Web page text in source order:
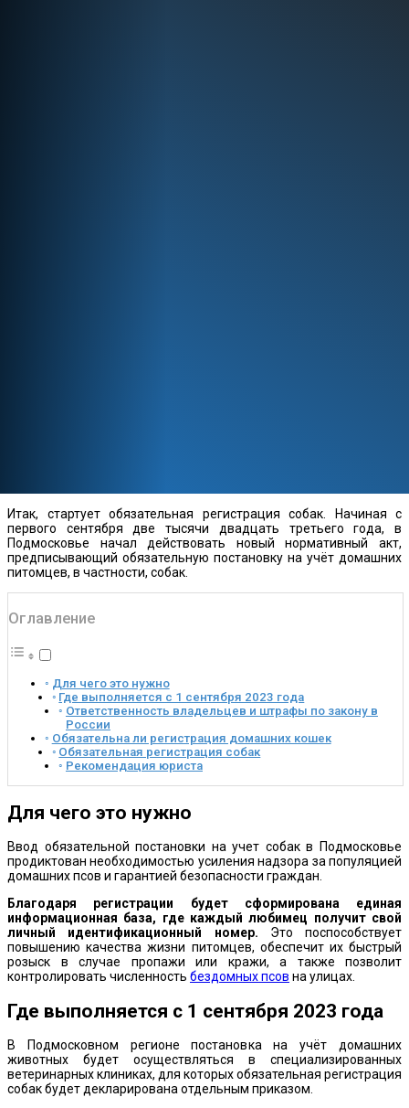
Итак, стартует обязательная регистрация собак. Начиная с
первого сентября две тысячи двадцать третьего года, в
Подмосковье начал действовать новый нормативный акт,
предписывающий обязательную постановку на учёт домашних
питомцев, в частности, собак.
Оглавление
Для чего это нужно
Где выполняется с 1 сентября 2023 года
Ответственность владельцев и штрафы по закону в
России
Обязательна ли регистрация домашних кошек
Обязательная регистрация собак
Рекомендация юриста
Для чего это нужно
Ввод обязательной постановки на учет собак в Подмосковье
продиктован необходимостью усиления надзора за популяцией
домашних псов и гарантией безопасности граждан.
Благодаря регистрации будет сформирована единая
информационная база, где каждый любимец получит свой
личный идентификационный номер. Это поспособствует
повышению качества жизни питомцев, обеспечит их быстрый
розыск в случае пропажи или кражи, а также позволит
контролировать численность бездомных псов на улицах.
Где выполняется с 1 сентября 2023 года
В Подмосковном регионе постановка на учёт домашних
животных будет осуществляться в специализированных
ветеринарных клиниках, для которых обязательная регистрация
собак будет декларирована отдельным приказом.